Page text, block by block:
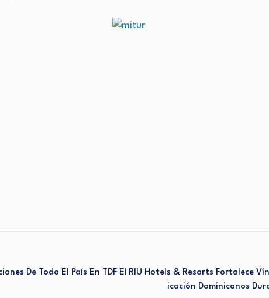
De Todo El País En TDF El RIU Hotels & Resorts Fortalece
Icación Dominicanos